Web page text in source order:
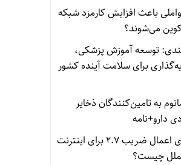
باعث افزایش کارمزد شبکه
می‌شوند؟
توسعه آموزش پزشکی،
برای سلامت آینده کشور
به تامین‌کنندگان ذخایر
دارو+نامه
ماجرای اعمال ضریب ۲.۷ برای اینترنت
چیست؟